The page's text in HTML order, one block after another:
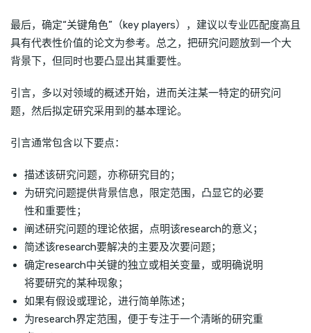
最后，确定“关键角色”（key players），建议以专业匹配度高且
具有代表性价值的论文为参考。总之，把研究问题放到一个大
背景下，但同时也要凸显出其重要性。
引言，多以对领域的概述开始，进而关注某一特定的研究问
题，然后拟定研究采用到的基本理论。
引言通常包含以下要点：
描述该研究问题，亦称研究目的；
为研究问题提供背景信息，限定范围，凸显它的必要
性和重要性；
阐述研究问题的理论依据，点明该research的意义；
简述该research要解决的主要及次要问题；
确定research中关键的独立或相关变量，或明确说明
将要研究的某种现象；
如果有假设或理论，进行简单陈述；
为research界定范围，便于专注于一个清晰的研究重